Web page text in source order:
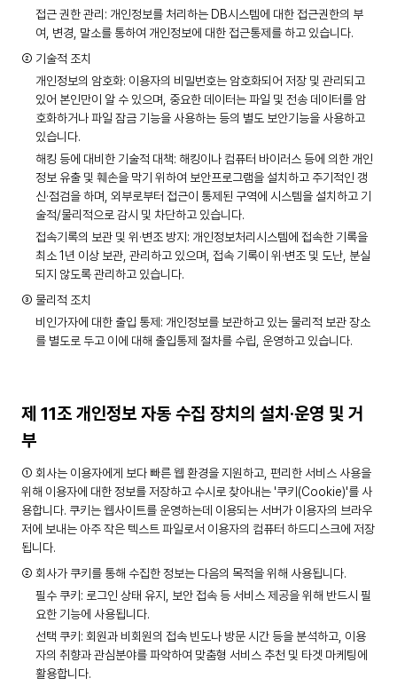
접근 권한 관리: 개인정보를 처리하는 DB시스템에 대한 접근권한의 부
여, 변경, 말소를 통하여 개인정보에 대한 접근통제를 하고 있습니다.
② 기술적 조치
개인정보의 암호화: 이용자의 비밀번호는 암호화되어 저장 및 관리되고
있어 본인만이 알 수 있으며, 중요한 데이터는 파일 및 전송 데이터를 암
호화하거나 파일 잠금 기능을 사용하는 등의 별도 보안기능을 사용하고
있습니다.
해킹 등에 대비한 기술적 대책: 해킹이나 컴퓨터 바이러스 등에 의한 개인
정보 유출 및 훼손을 막기 위하여 보안프로그램을 설치하고 주기적인 갱
신·점검을 하며, 외부로부터 접근이 통제된 구역에 시스템을 설치하고 기
술적/물리적으로 감시 및 차단하고 있습니다.
접속기록의 보관 및 위·변조 방지: 개인정보처리시스템에 접속한 기록을
최소 1년 이상 보관, 관리하고 있으며, 접속 기록이 위·변조 및 도난, 분실
되지 않도록 관리하고 있습니다.
③ 물리적 조치
비인가자에 대한 출입 통제: 개인정보를 보관하고 있는 물리적 보관 장소
를 별도로 두고 이에 대해 출입통제 절차를 수립, 운영하고 있습니다.
제 11조 개인정보 자동 수집 장치의 설치·운영 및 거
부
① 회사는 이용자에게 보다 빠른 웹 환경을 지원하고, 편리한 서비스 사용을
위해 이용자에 대한 정보를 저장하고 수시로 찾아내는 '쿠키(Cookie)'를 사
용합니다. 쿠키는 웹사이트를 운영하는데 이용되는 서버가 이용자의 브라우
저에 보내는 아주 작은 텍스트 파일로서 이용자의 컴퓨터 하드디스크에 저장
됩니다.
② 회사가 쿠키를 통해 수집한 정보는 다음의 목적을 위해 사용됩니다.
필수 쿠키: 로그인 상태 유지, 보안 접속 등 서비스 제공을 위해 반드시 필
요한 기능에 사용됩니다.
선택 쿠키: 회원과 비회원의 접속 빈도나 방문 시간 등을 분석하고, 이용
자의 취향과 관심분야를 파악하여 맞춤형 서비스 추천 및 타겟 마케팅에
활용합니다.